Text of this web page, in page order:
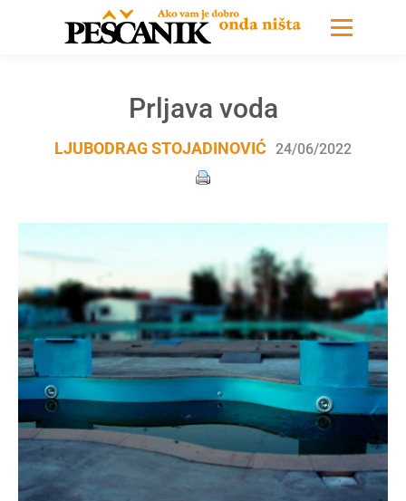
Prljava voda
LJUBODRAG STOJADINOVIĆ 24/06/2022